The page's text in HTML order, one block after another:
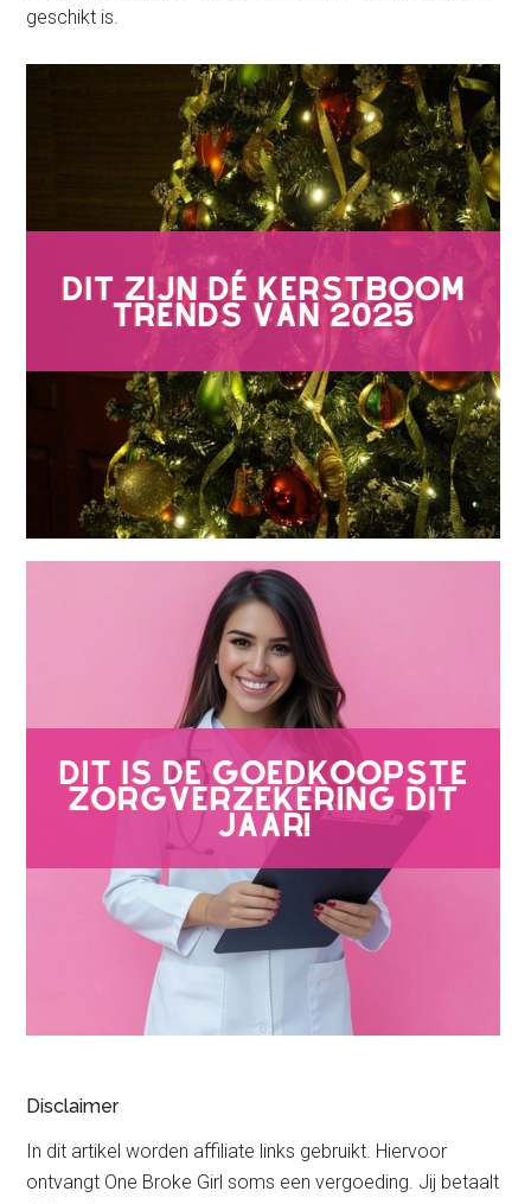
geschikt is.
Disclaimer
In dit artikel worden affiliate links gebruikt. Hiervoor
ontvangt One Broke Girl soms een vergoeding. Jij betaalt